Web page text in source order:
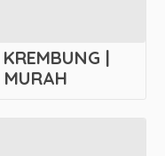
|